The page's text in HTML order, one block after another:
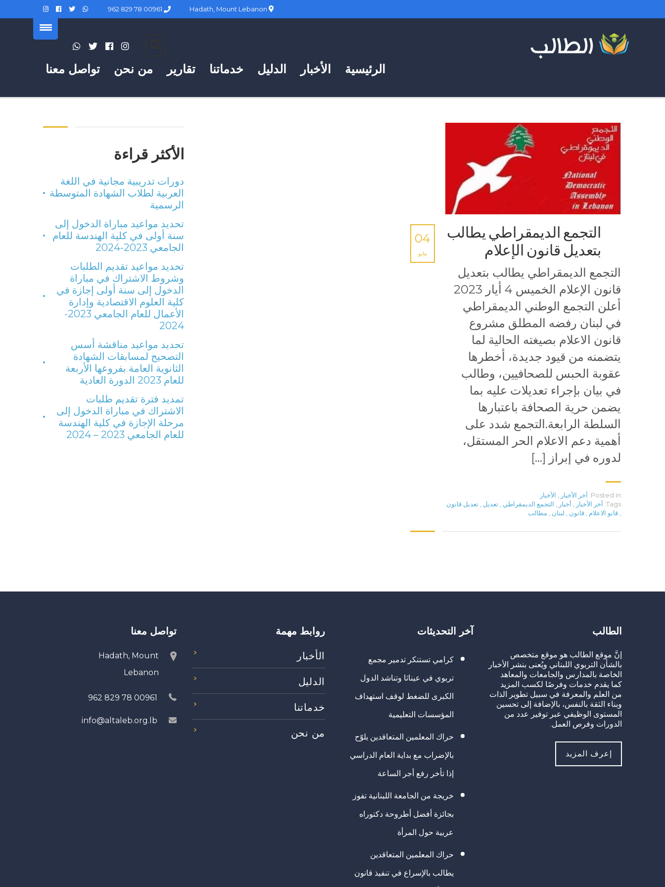
تواصل معنا من نحن تقارير خدماتنا الدليل الأخبار الرئيسية
التجمع الديمقراطي يطالب
بتعديل قانون الإعلام
04
مايو
التجمع الديمقراطي يطالب بتعديل
قانون الإعلام الخميس 4 أيار 2023
أعلن التجمع الوطني الديمقراطي
في لبنان رفضه المطلق مشروع
قانون الاعلام بصيغته الحالية لما
يتضمنه من قيود جديدة، أخطرها
عقوبة الحبس للصحافيين، وطالب
في بيان بإجراء تعديلات عليه بما
يضمن حرية الصحافة باعتبارها
السلطة الرابعة.التجمع شدد على
أهمية دعم الاعلام الحر المستقل،
لدوره في إبراز […]
Posted in: آخر الأخبار
الأخبار
Tags: آخر الأخبار أخبار التجمع الديمقراطي تعديل
تعديل قانون
قانو الاعلام قانون لبنان مطالب
الأكثر قراءة
دورات تدريبية مجانية في اللغة
العربية لطلاب الشهادة المتوسطة
الرسمية
تحديد مواعيد مباراة الدخول إلى
سنة أولى في كلية الهندسة للعام
الجامعي 2023-2024
تحديد مواعيد تقديم الطلبات
وشروط الاشتراك في مباراة
الدخول إلى سنة أولى إجازة في
كلية العلوم الاقتصادية وإدارة
الأعمال للعام الجامعي 2023-
2024
تحديد مواعيد مناقشة أسس
التصحيح لمسابقات الشهادة
الثانوية العامة بفروعها الأربعة
للعام 2023 الدورة العادية
تمديد فترة تقديم طلبات
الاشتراك في مباراة الدخول إلى
مرحلة الإجازة في كلية الهندسة
للعام الجامعي 2023 – 2024
الطالب
إنَّ موقع الطالب هو موقع متخصص
بالشأن التربوي اللبناني ويُعنى بنشر الأخبار
الخاصة بالمدارس والجامعات والمعاهد
كما يقدم خدمات وفرصًا لكسب المزيد
من العلم والمعرفة في سبيل تطوير الذات
وبناء الثقة بالنفس، بالإضافة إلى تحسين
المستوى الوظيفي عبر توفير عدد من
الدورات وفرص العمل.
إعرف المزيد
آخر التحديثات
كرامي تستنكر تدمير مجمع
تربوي في عيناثا وتناشد الدول
الكبرى للضغط لوقف استهداف
المؤسسات التعليمية
حراك المعلمين المتعاقدين يلوّح
بالإضراب مع بداية العام الدراسي
إذا تأخر رفع أجر الساعة
خريجة من الجامعة اللبنانية تفوز
بجائزة أفضل أطروحة دكتوراه
عربية حول المرأة
حراك المعلمين المتعاقدين
يطالب بالإسراع في تنفيذ قانون
روابط مهمة
الأخبار
الدليل
خدماتنا
من نحن
تواصل معنا
Hadath, Mount
Lebanon
00961 78 829 962
info@altaleb.org.lb